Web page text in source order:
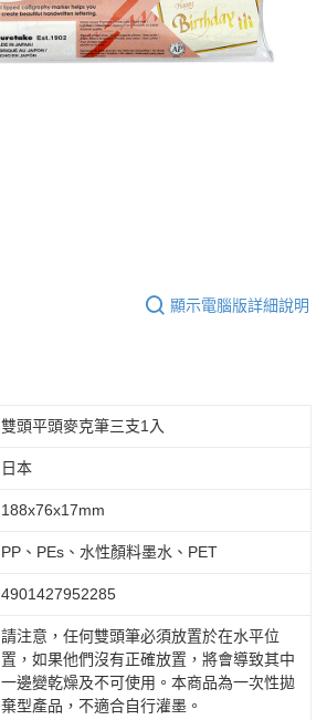
顯示電腦版詳細說明
雙頭平頭麥克筆三支1入
日本
188x76x17mm
PP、PEs、水性顏料墨水、PET
4901427952285
請注意，任何雙頭筆必須放置於在水平位
置，如果他們沒有正確放置，將會導致其中
一邊變乾燥及不可使用。本商品為一次性拋
棄型產品，不適合自行灌墨。